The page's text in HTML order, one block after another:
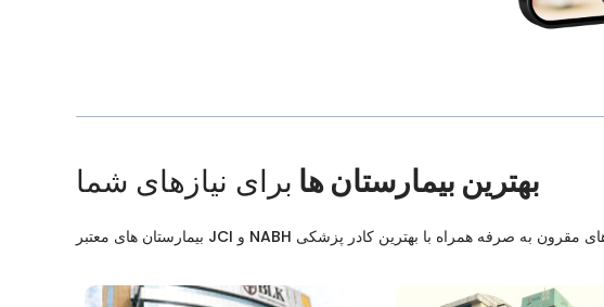
بهترین بیمارستان ها برای نیازهای شما